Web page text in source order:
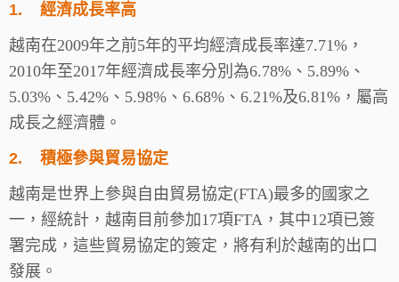
1.
經濟成長率高
越南在2009年之前5年的平均經濟成長率達7.71%，
2010年至2017年經濟成長率分別為6.78%、5.89%、
5.03%、5.42%、5.98%、6.68%、6.21%及6.81%，屬高
成長之經濟體。
2.
積極參與貿易協定
越南是世界上參與自由貿易協定(FTA)最多的國家之
一，經統計，越南目前參加17項FTA，其中12項已簽
署完成，這些貿易協定的簽定，將有利於越南的出口
發展。